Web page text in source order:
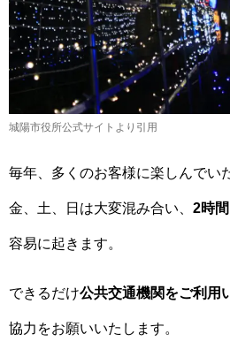
城陽市役所公式サイトより引用
毎年、多くのお客様に楽しんでい
金、土、日は大変混み合い、 2時
容易に起きます。
できるだけ公共交通機関をご利用
協力をお願いいたします。